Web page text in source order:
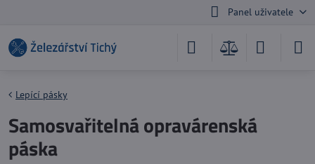
Panel uživatele
Lepící pásky
Samosvařitelná opravárenská
páska